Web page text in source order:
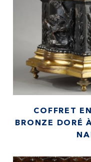
COFFRET
BRONZE DORÉ